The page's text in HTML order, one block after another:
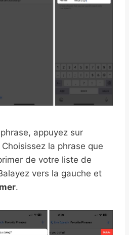
appuyez sur
Choisissez la phrase que
de votre liste de
vers la gauche et
.